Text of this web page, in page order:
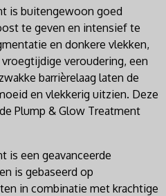
is buitengewoon goed
te geven en intensief te
en donkere vlekken,
veroudering, een
barrièrelaag laten de
en vlekkerig uitzien. Deze
Plump & Glow Treatment
is een geavanceerde
is gebaseerd op
in combinatie met krachtige